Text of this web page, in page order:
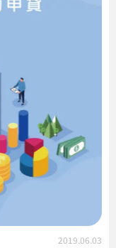
2019.06.03